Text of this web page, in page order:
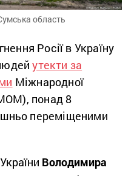
область
Росії в Україну
утекти за
Міжнародної
(МОМ), понад 8
переміщеними
Володимира